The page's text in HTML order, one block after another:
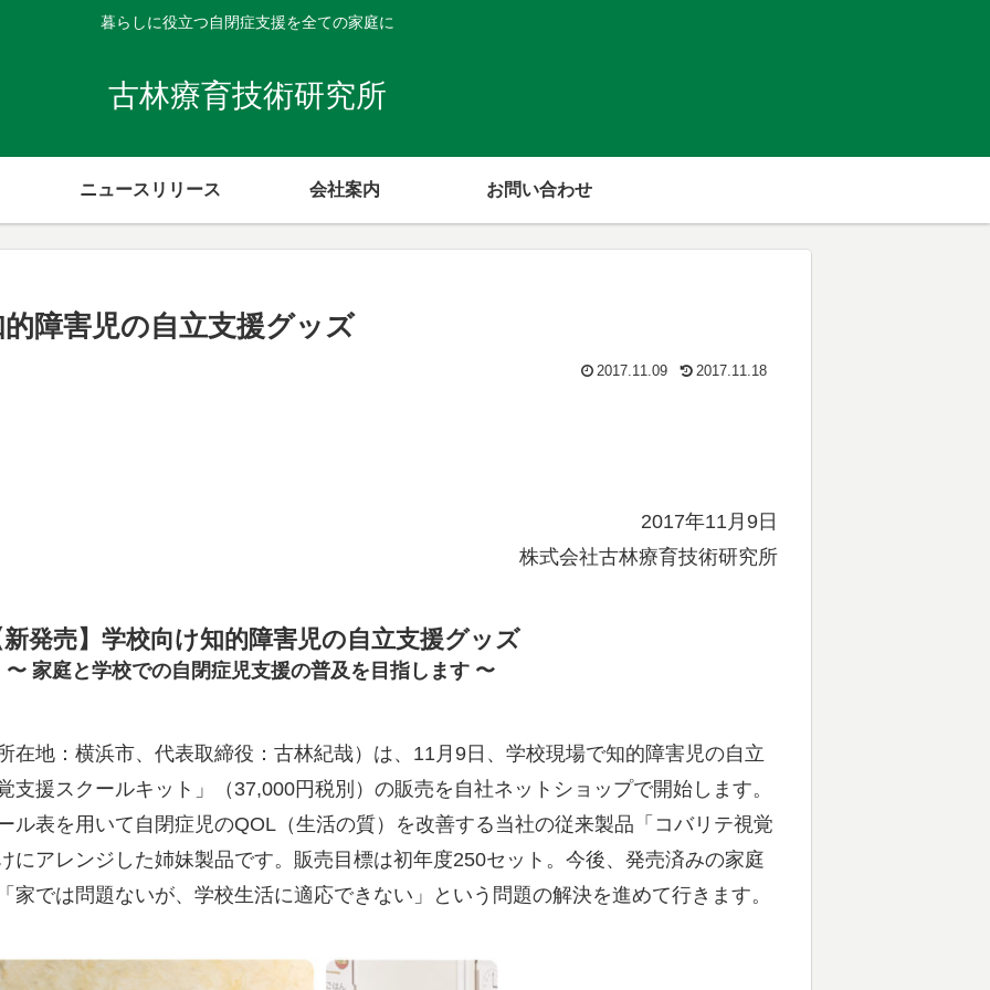
暮らしに役立つ自閉症支援を全ての家庭に
古林療育技術研究所
ニュースリリース 会社案内 お問い合わせ
障害児の自立支援グッズ
2017.11.09 2017.11.18
2017年11月9日
株式会社古林療育技術研究所
発売】学校向け知的障害児の自立支援グッズ
〜 家庭と学校での自閉症児支援の普及を目指します 〜
在地：横浜市、代表取締役：古林紀哉）は、11月9日、学校現場で知的障害児の自立
支援スクールキット」（37,000円税別）の販売を自社ネットショップで開始します。
ル表を用いて自閉症児のQOL（生活の質）を改善する当社の従来製品「コバリテ視覚
にアレンジした姉妹製品です。販売目標は初年度250セット。今後、発売済みの家庭
家では問題ないが、学校生活に適応できない」という問題の解決を進めて行きます。